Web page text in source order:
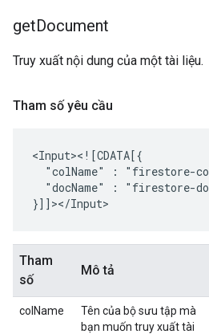
getDocument
Truy xuất nội dung của một tài liệu.
Tham số yêu cầu
"colName"
:
"docName"
:
"firestore-
Tham
số
Mô tả
colName
Tên của bộ sưu tập mà
bạn muốn truy xuất tài